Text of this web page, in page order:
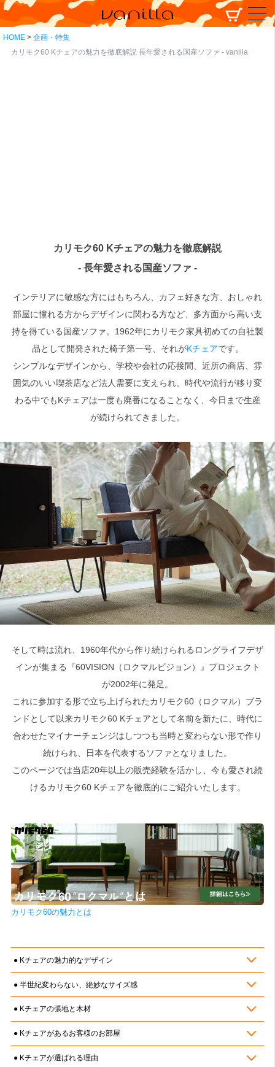
HOME
企画・特集
カリモク60 Kチェアの魅力を徹底解説 長年愛される国産ソファ - vanilla
検索
カリモク60 Kチェアの魅力を徹底解説
- 長年愛される国産ソファ -
インテリアに敏感な方にはもちろん、カフェ好きな方、おしゃれ
部屋に憧れる方からデザインに関わる方など、多方面から高い支
持を得ている国産ソファ。1962年にカリモク家具初めての自社製
品として開発された椅子第一号、それがKチェアです。
シンプルなデザインから、学校や会社の応接間、近所の商店、雰
囲気のいい喫茶店など法人需要に支えられ、時代や流行が移り変
わる中でもKチェアは一度も廃番になることなく、今日まで生産
が続けられてきました。
そして時は流れ、1960年代から作り続けられるロングライフデザ
インが集まる『60VISION（ロクマルビジョン）』プロジェクト
が2002年に発足。
これに参加する形で立ち上げられたカリモク60（ロクマル）ブラ
ンドとして以来カリモク60 Kチェアとして名前を新たに、時代に
合わせたマイナーチェンジはしつつも当時と変わらない形で作り
続けられ、日本を代表するソファとなりました。
このページでは当店20年以上の販売経験を活かし、今も愛され続
けるカリモク60 Kチェアを徹底的にご紹介いたします。
カリモク60の魅力とは
Kチェアの魅力的なデザイン
半世紀変わらない、絶妙なサイズ感
Kチェアの張地と木材
Kチェアがあるお客様のお部屋
Kチェアが選ばれる理由